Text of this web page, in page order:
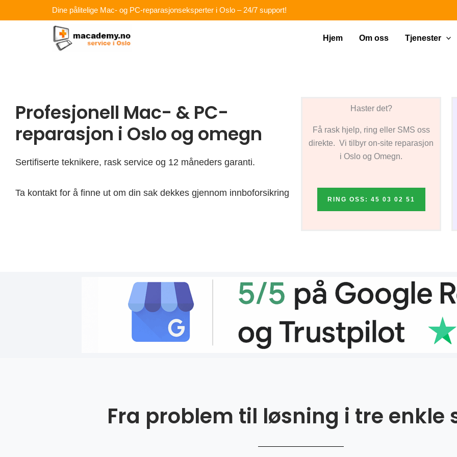
rett
Dine pålitelige Mac- og PC-reparasjonseksperter i Oslo – 24/7 support!
Hjem Om oss Tjenester
Profesjonell Mac- & PC-
reparasjon i Oslo og omegn
Sertifiserte teknikere, rask service og 12 måneders garanti.
Ta kontakt for å finne ut om din sak dekkes gjennom innboforsikring
Haster det?
Få rask hjelp, ring eller SMS oss
direkte. Vi tilbyr on-site reparasjon
i Oslo og Omegn.
RING OSS: 45 03 02 51
Fra problem til løsning i tre enkle